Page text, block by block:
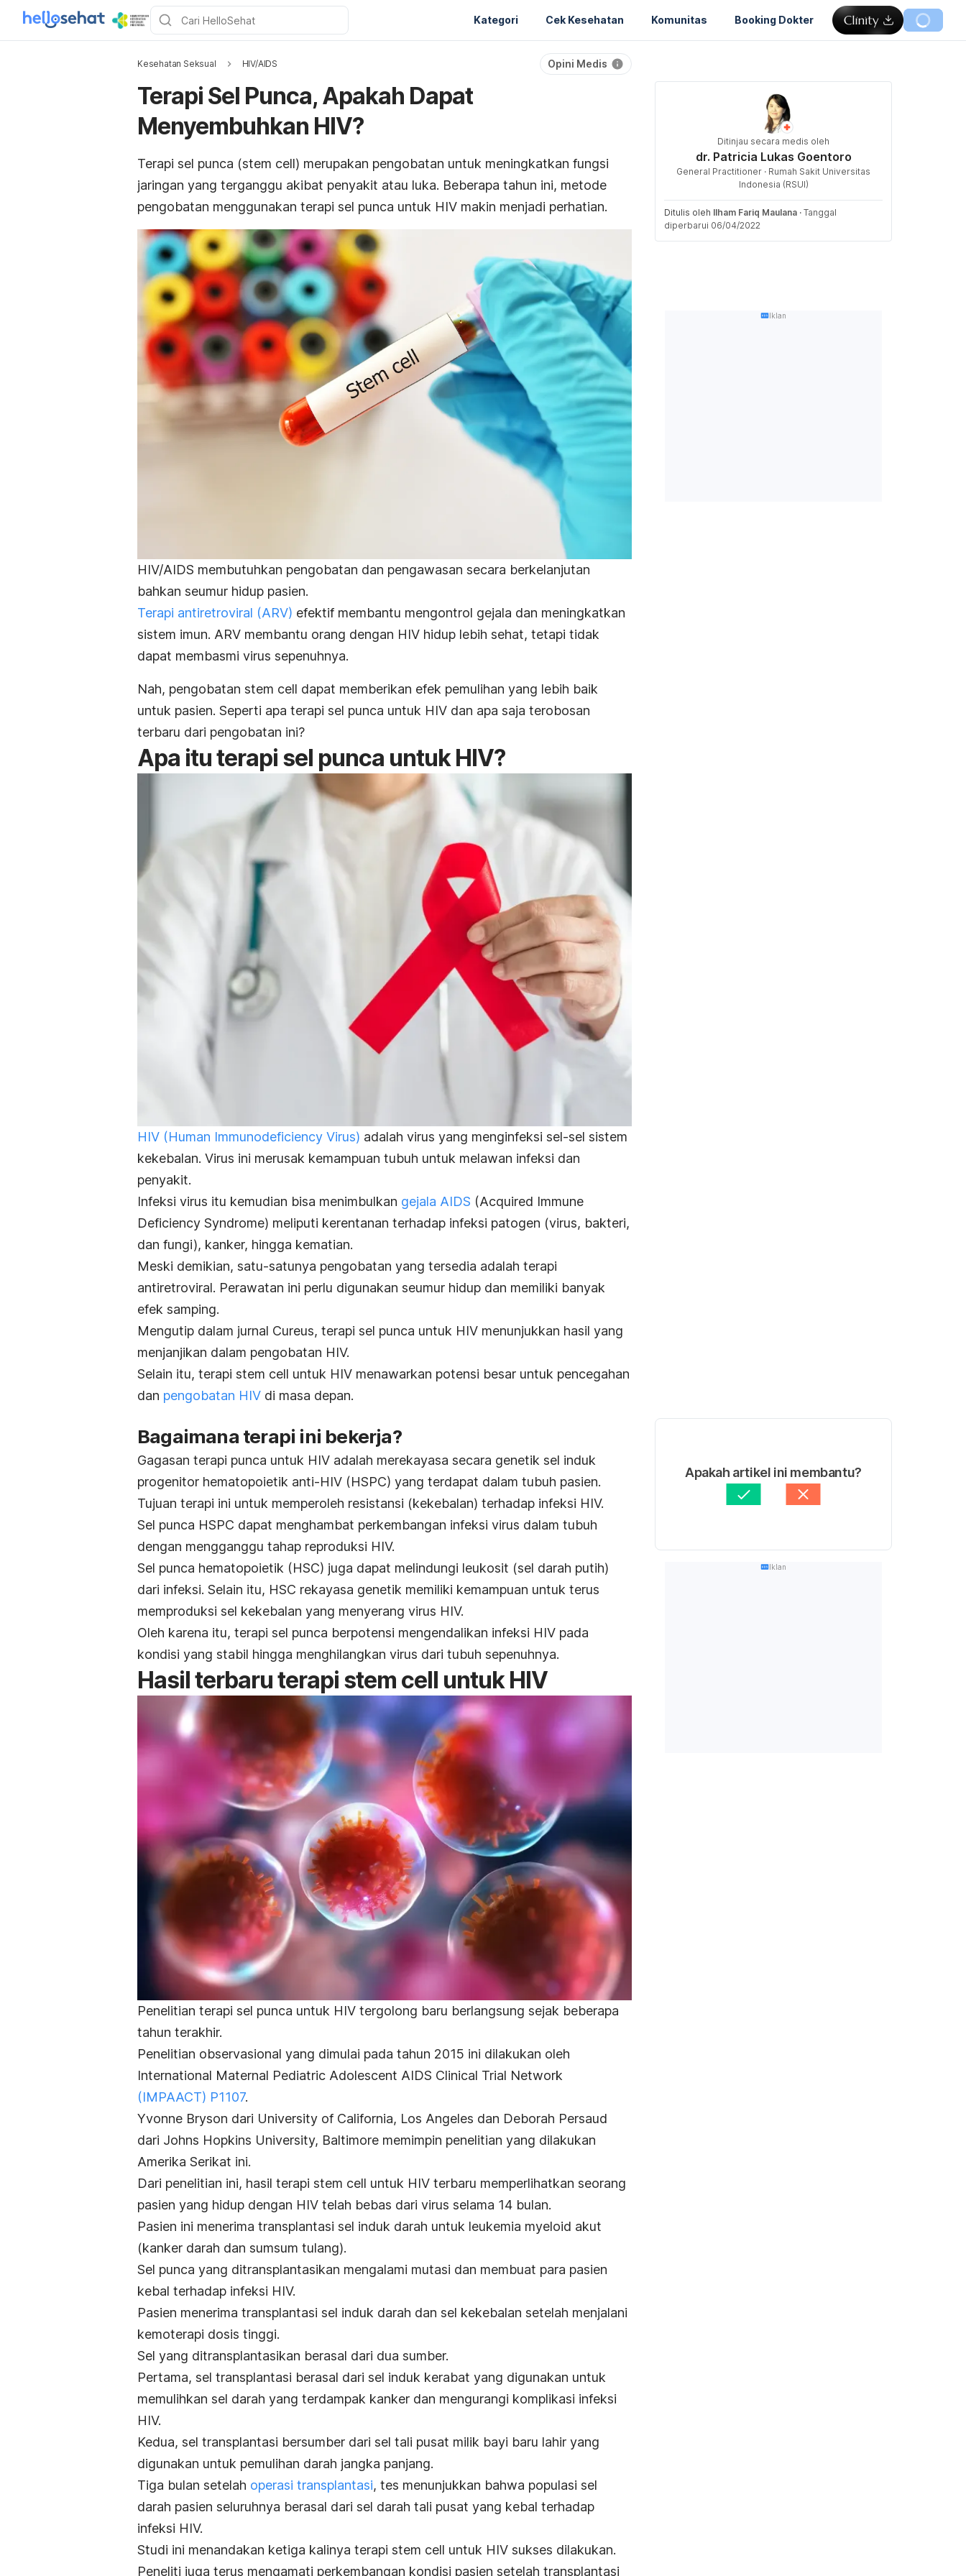
Kategori Cek Kesehatan Komunitas Booking Dokter
Kesehatan Seksual HIV/AIDS Opini Medis
Terapi Sel Punca, Apakah Dapat
Menyembuhkan HIV?
Terapi sel punca (stem cell) merupakan pengobatan untuk meningkatkan fungsi
jaringan yang terganggu akibat penyakit atau luka. Beberapa tahun ini, metode
pengobatan menggunakan terapi sel punca untuk HIV makin menjadi perhatian.
HIV/AIDS membutuhkan pengobatan dan pengawasan secara berkelanjutan
bahkan seumur hidup pasien.
Terapi antiretroviral (ARV) efektif membantu mengontrol gejala dan meningkatkan
sistem imun. ARV membantu orang dengan HIV hidup lebih sehat, tetapi tidak
dapat membasmi virus sepenuhnya.
Nah, pengobatan stem cell dapat memberikan efek pemulihan yang lebih baik
untuk pasien. Seperti apa terapi sel punca untuk HIV dan apa saja terobosan
terbaru dari pengobatan ini?
Apa itu terapi sel punca untuk HIV?
HIV (Human Immunodeficiency Virus) adalah virus yang menginfeksi sel-sel sistem
kekebalan. Virus ini merusak kemampuan tubuh untuk melawan infeksi dan
penyakit.
Infeksi virus itu kemudian bisa menimbulkan gejala AIDS (Acquired Immune
Deficiency Syndrome) meliputi kerentanan terhadap infeksi patogen (virus, bakteri,
dan fungi), kanker, hingga kematian.
Meski demikian, satu-satunya pengobatan yang tersedia adalah terapi
antiretroviral. Perawatan ini perlu digunakan seumur hidup dan memiliki banyak
efek samping.
Mengutip dalam jurnal Cureus, terapi sel punca untuk HIV menunjukkan hasil yang
menjanjikan dalam pengobatan HIV.
Selain itu, terapi stem cell untuk HIV menawarkan potensi besar untuk pencegahan
dan pengobatan HIV di masa depan.
Bagaimana terapi ini bekerja?
Gagasan terapi punca untuk HIV adalah merekayasa secara genetik sel induk
progenitor hematopoietik anti-HIV (HSPC) yang terdapat dalam tubuh pasien.
Tujuan terapi ini untuk memperoleh resistansi (kekebalan) terhadap infeksi HIV.
Sel punca HSPC dapat menghambat perkembangan infeksi virus dalam tubuh
dengan mengganggu tahap reproduksi HIV.
Sel punca hematopoietik (HSC) juga dapat melindungi leukosit (sel darah putih)
dari infeksi. Selain itu, HSC rekayasa genetik memiliki kemampuan untuk terus
memproduksi sel kekebalan yang menyerang virus HIV.
Oleh karena itu, terapi sel punca berpotensi mengendalikan infeksi HIV pada
kondisi yang stabil hingga menghilangkan virus dari tubuh sepenuhnya.
Hasil terbaru terapi stem cell untuk HIV
Penelitian terapi sel punca untuk HIV tergolong baru berlangsung sejak beberapa
tahun terakhir.
Penelitian observasional yang dimulai pada tahun 2015 ini dilakukan oleh
International Maternal Pediatric Adolescent AIDS Clinical Trial Network
(IMPAACT) P1107.
Yvonne Bryson dari University of California, Los Angeles dan Deborah Persaud
dari Johns Hopkins University, Baltimore memimpin penelitian yang dilakukan
Amerika Serikat ini.
Dari penelitian ini, hasil terapi stem cell untuk HIV terbaru memperlihatkan ​​seorang
pasien yang hidup dengan HIV telah bebas dari virus selama 14 bulan.
Pasien ini menerima transplantasi sel induk darah untuk leukemia myeloid akut
(kanker darah dan sumsum tulang).
Sel punca yang ditransplantasikan mengalami mutasi dan membuat para pasien
kebal terhadap infeksi HIV.
Pasien menerima transplantasi sel induk darah dan sel kekebalan setelah menjalani
kemoterapi dosis tinggi.
Sel yang ditransplantasikan berasal dari dua sumber.
Pertama, sel transplantasi berasal dari sel induk kerabat yang digunakan untuk
memulihkan sel darah yang terdampak kanker dan mengurangi komplikasi infeksi
HIV.
Kedua, sel transplantasi bersumber dari sel tali pusat milik bayi baru lahir yang
digunakan untuk pemulihan darah jangka panjang.
Tiga bulan setelah operasi transplantasi, tes menunjukkan bahwa populasi sel
darah pasien seluruhnya berasal dari sel darah tali pusat yang kebal terhadap
infeksi HIV.
Studi ini menandakan ketiga kalinya terapi stem cell untuk HIV sukses dilakukan.
Peneliti juga terus mengamati perkembangan kondisi pasien setelah transplantasi
Ditinjau secara medis oleh
dr. Patricia Lukas Goentoro
General Practitioner · Rumah Sakit Universitas
Indonesia (RSUI)
Ditulis oleh Ilham Fariq Maulana · Tanggal
diperbarui 06/04/2022
Iklan
Apakah artikel ini membantu?
Iklan